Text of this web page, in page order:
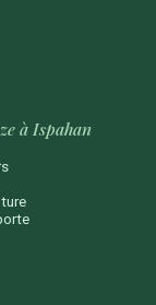
à Ispahan